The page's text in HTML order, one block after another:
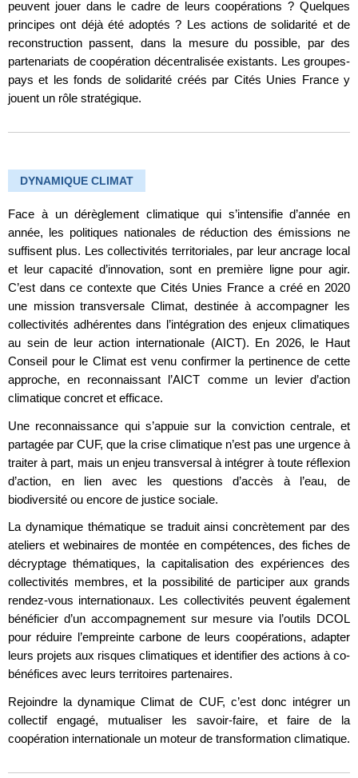
peuvent jouer dans le cadre de leurs coopérations ? Quelques
principes ont déjà été adoptés ? Les actions de solidarité et de
reconstruction passent, dans la mesure du possible, par des
partenariats de coopération décentralisée existants. Les groupes-
pays et les fonds de solidarité créés par Cités Unies France y
jouent un rôle stratégique.
DYNAMIQUE CLIMAT
Face à un dérèglement climatique qui s’intensifie d’année en
année, les politiques nationales de réduction des émissions ne
suffisent plus. Les collectivités territoriales, par leur ancrage local
et leur capacité d’innovation, sont en première ligne pour agir.
C’est dans ce contexte que Cités Unies France a créé en 2020
une mission transversale Climat, destinée à accompagner les
collectivités adhérentes dans l’intégration des enjeux climatiques
au sein de leur action internationale (AICT). En 2026, le Haut
Conseil pour le Climat est venu confirmer la pertinence de cette
approche, en reconnaissant l’AICT comme un levier d’action
climatique concret et efficace.
Une reconnaissance qui s’appuie sur la conviction centrale, et
partagée par CUF, que la crise climatique n’est pas une urgence à
traiter à part, mais un enjeu transversal à intégrer à toute réflexion
d’action, en lien avec les questions d’accès à l’eau, de
biodiversité ou encore de justice sociale.
La dynamique thématique se traduit ainsi concrètement par des
ateliers et webinaires de montée en compétences, des fiches de
décryptage thématiques, la capitalisation des expériences des
collectivités membres, et la possibilité de participer aux grands
rendez-vous internationaux. Les collectivités peuvent également
bénéficier d’un accompagnement sur mesure via l’outils DCOL
pour réduire l’empreinte carbone de leurs coopérations, adapter
leurs projets aux risques climatiques et identifier des actions à co-
bénéfices avec leurs territoires partenaires.
Rejoindre la dynamique Climat de CUF, c’est donc intégrer un
collectif engagé, mutualiser les savoir-faire, et faire de la
coopération internationale un moteur de transformation climatique.